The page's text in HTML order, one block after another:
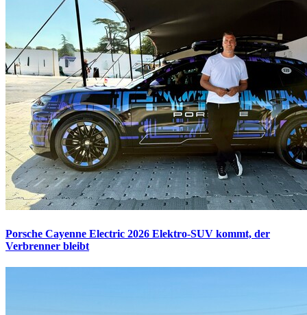
Porsche Cayenne Electric 2026 Elektro-SUV kommt, der
Verbrenner bleibt